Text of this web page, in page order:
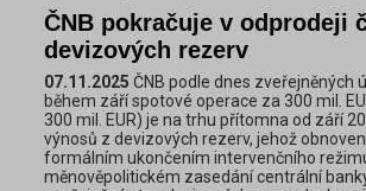
ČNB pokračuje v odprodeji
devizových rezerv
07.11.2025 ČNB podle dnes zveřejněných
během září spotové operace za 300 mil.
300 mil. EUR) je na trhu přítomna od září
výnosů z devizových rezerv, jehož
formálním ukončením intervenčního
měnověpolitickém zasedání centrální